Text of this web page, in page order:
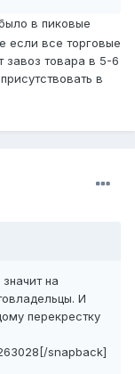
в пиковые
если все торговые
завоз товара в 5-6
в
на
И
перекрестку
snapback]